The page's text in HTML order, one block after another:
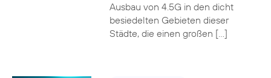
Ausbau von 4.5G in den dicht
besiedelten Gebieten dieser
Städte, die einen großen […]